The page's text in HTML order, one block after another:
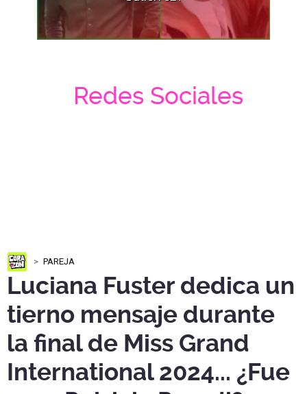
Redes Sociales
PAREJA
Luciana Fuster dedica un
tierno mensaje durante
la final de Miss Grand
International 2024... ¿Fue